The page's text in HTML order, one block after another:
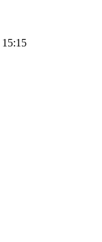
15:15